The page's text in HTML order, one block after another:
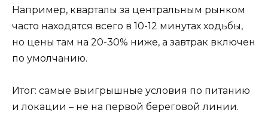
Например, кварталы за центральным рынком
часто находятся всего в 10-12 минутах ходьбы,
но цены там на 20-30% ниже, а завтрак включен
по умолчанию.
Итог: самые выигрышные условия по питанию
и локации – не на первой береговой линии.